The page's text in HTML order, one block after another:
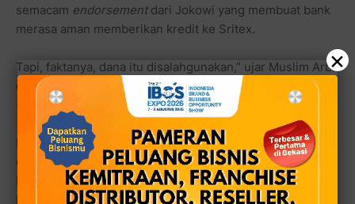
semacam endorsementdari Jokowi yang membuat bank
merasa aman memberikan kredit ke Sritex.
Tapi, faktanya, dana itu disalahgunakan,” ujar Muslim Arbi
dalam keterangannya kepadaawak media
(24/5/25).
Menurut data yang beredar, Sritex mendapatkan kredit
dalam jumlah besar dari konsorsium bank, termasuk
bank-bank BUMN seperti Bank BNI, Bank Mandiri, dan
×